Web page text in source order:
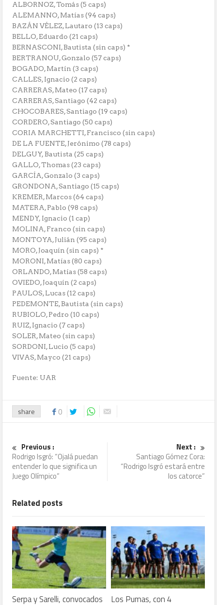
ALBORNOZ, Tomás (5 caps)
ALEMANNO, Matías (94 caps)
BAZÁN VÉLEZ, Lautaro (13 caps)
BELLO, Eduardo (21 caps)
BERNASCONI, Bautista (sin caps) *
BERTRANOU, Gonzalo (57 caps)
BOGADO, Martín (3 caps)
CALLES, Ignacio (2 caps)
CARRERAS, Mateo (17 caps)
CARRERAS, Santiago (42 caps)
CHOCOBARES, Santiago (19 caps)
CORDERO, Santiago (50 caps)
CORIA MARCHETTI, Francisco (sin caps)
DE LA FUENTE, Jerónimo (78 caps)
DELGUY, Bautista (25 caps)
GALLO, Thomas (23 caps)
GARCÍA, Gonzalo (3 caps)
GRONDONA, Santiago (15 caps)
KREMER, Marcos (64 caps)
MATERA, Pablo (98 caps)
MENDY, Ignacio (1 cap)
MOLINA, Franco (sin caps)
MONTOYA, Julián (95 caps)
MORO, Joaquín (sin caps) *
MORONI, Matías (80 caps)
ORLANDO, Matías (58 caps)
OVIEDO, Joaquín (2 caps)
PAULOS, Lucas (12 caps)
PEDEMONTE, Bautista (sin caps)
RUBIOLO, Pedro (10 caps)
RUIZ, Ignacio (7 caps)
SOLER, Mateo (sin caps)
SORDONI, Lucio (5 caps)
VIVAS, Mayco (21 caps)
Fuente: UAR
share 0
Previous :
Rodrigo Isgró: “Ojalá puedan
entender lo que significa un
Juego Olímpico”
Next :
Santiago Gómez Cora:
“Rodrigo Isgró estará entre
los catorce”
Related posts
Serpa y Sarelli, convocados
Los Pumas, con 4